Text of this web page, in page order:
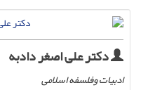
دکتر علی اصغر دادبه
ادبیات وفلسفه اسلامی